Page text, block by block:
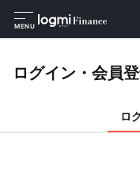
MENU
ログイン・会員
ロ